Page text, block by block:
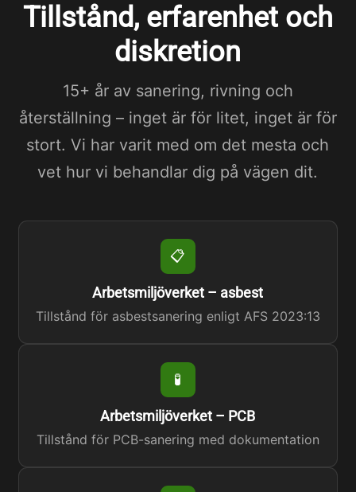
Tillstånd, erfarenhet och
diskretion
15+ år av sanering, rivning och
återställning – inget är för litet, inget är för
stort. Vi har varit med om det mesta och
vet hur vi behandlar dig på vägen dit.
📋
Arbetsmiljöverket – asbest
Tillstånd för asbestsanering enligt AFS 2023:13
🧪
Arbetsmiljöverket – PCB
Tillstånd för PCB-sanering med dokumentation